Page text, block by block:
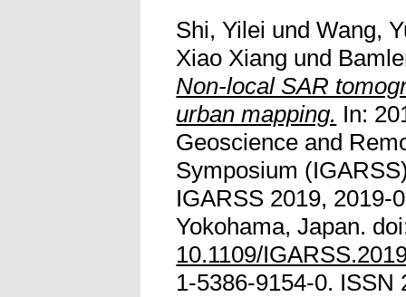
Shi, Yilei undWang,
Xiao Xiang und
Non-local SAR
urban mapping. In:
Geoscience and
Symposium
IGARSS 2019, 2019-
Yokohama, Japan.
10.1109/
1-5386-9154-0. ISSN